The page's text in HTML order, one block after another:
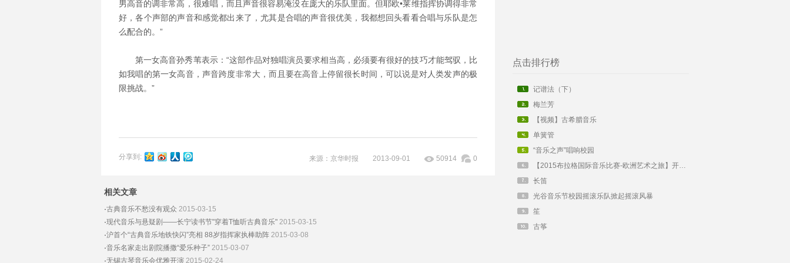
男高音的调非常高，很难唱，而且声音很容易淹没在庞大的乐队里面。但耶欧•莱维指挥协调得非常
好，各个声部的声音和感觉都出来了，尤其是合唱的声音很优美，我都想回头看看合唱与乐队是怎
么配合的。”
第一女高音孙秀苇表示：“这部作品对独唱演员要求相当高，必须要有很好的技巧才能驾驭，比
如我唱的第一女高音，声音跨度非常大，而且要在高音上停留很长时间，可以说是对人类发声的极
限挑战。”
分享到: 来源：京华时报 2013-09-01 50914 0
相关文章
·古典音乐不愁没有观众 2015-03-15
·现代音乐与悬疑剧——长宁读书节"穿着T恤听古典音乐" 2015-03-15
·沪首个“古典音乐地铁快闪”亮相 88岁指挥家执棒助阵 2015-03-08
·音乐名家走出剧院播撒“爱乐种子” 2015-03-07
·无锡古琴音乐会优雅开演 2015-02-24
点击排行榜
记谱法（下）
梅兰芳
【视频】古希腊音乐
单簧管
“音乐之声”唱响校园
【2015布拉格国际音乐比赛-欧洲艺术之旅】开始报名啦！
长笛
光谷音乐节校园摇滚乐队掀起摇滚风暴
笙
古筝